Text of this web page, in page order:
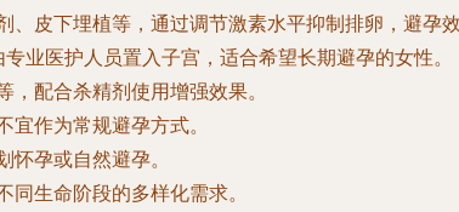
皮下埋植等，通过调节激素水平抑制排卵，避孕
业医护人员置入子宫，适合希望长期避孕的女性。
配合杀精剂使用增强效果。
作为常规避孕方式。
孕或自然避孕。
生命阶段的多样化需求。